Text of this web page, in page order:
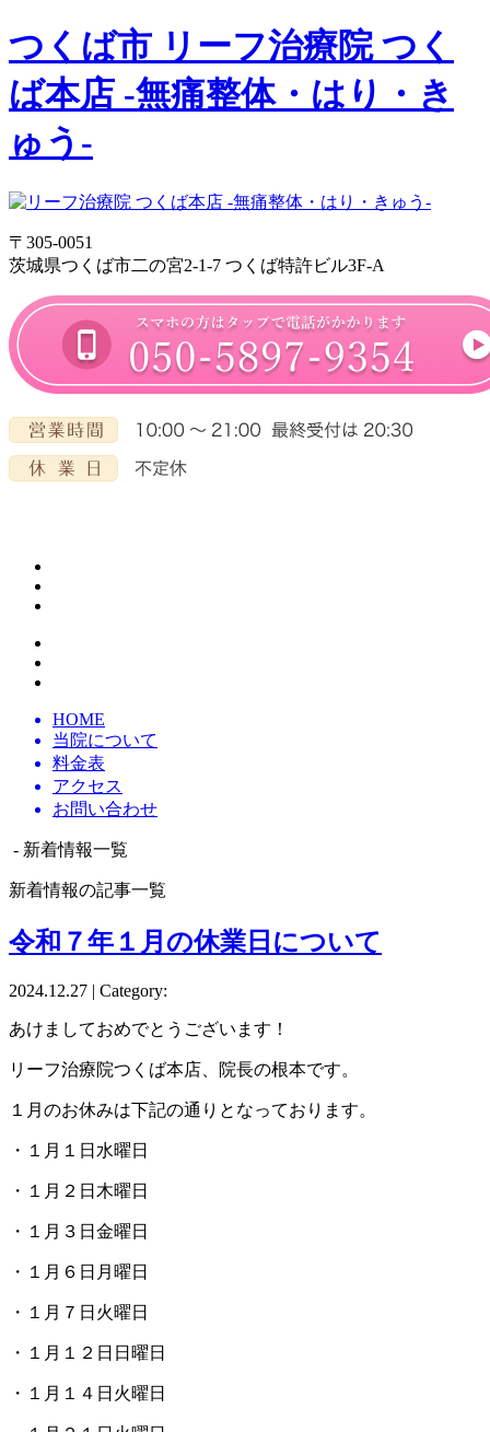
つくば市 リーフ治療院 つく
ば本店 -無痛整体・はり・き
ゅう-
〒305-0051
茨城県つくば市二の宮2-1-7 つくば特許ビル3F-A
HOME
当院について
料金表
アクセス
お問い合わせ
- 新着情報一覧
新着情報の記事一覧
令和７年１月の休業日について
2024.12.27 | Category:
あけましておめでとうございます！
リーフ治療院つくば本店、院長の根本です。
１月のお休みは下記の通りとなっております。
・１月１日水曜日
・１月２日木曜日
・１月３日金曜日
・１月６日月曜日
・１月７日火曜日
・１月１２日日曜日
・１月１４日火曜日